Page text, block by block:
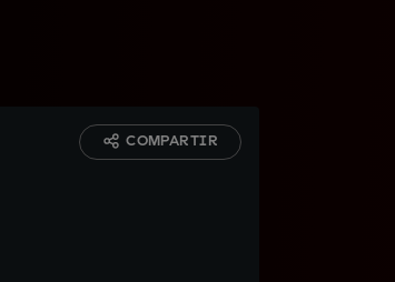
COMPARTIR